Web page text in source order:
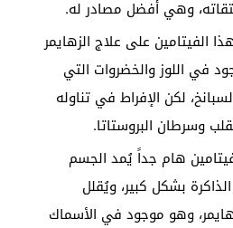
وهي أفضل مصادر له.
الفيتامين على علاج الزهايمر
في اللوز والخضروات التي
لكن الإفراط في تناوله
وسرطان البروستاتا.
وهو فيتامين هام جداً يُمد الجسم
بشكل كبير، ويُقلل
من الزهايمر، وهو موجود في الأسماك